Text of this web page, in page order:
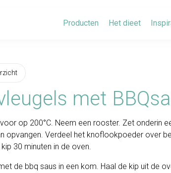
Producten Het dieet
met
op 200°C. Neem een rooster. Zet onderin
opvangen. Verdeel het knoflookpoeder over
30 minuten in de oven.
de bbq saus in een kom. Haal de kip uit de